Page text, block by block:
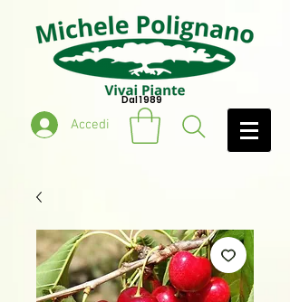
Accedi
Dal 1989